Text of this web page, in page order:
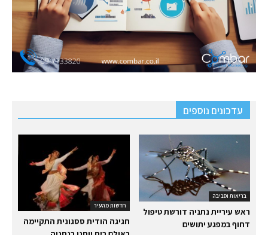
עדכונים נוספים
חדשות מהעיר
חגיגה הודית ססגונית התקיימה
בריאות וסביבה
ראש עיריית נתניה דורשת טיפול
דחוף במפגע יתושים